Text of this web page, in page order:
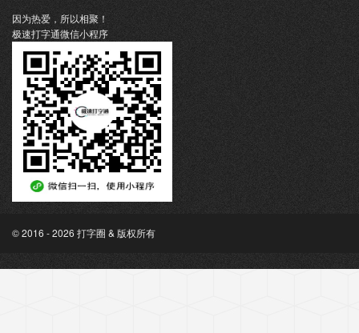
因为热爱，所以相聚！
极速打字通微信小程序
© 2016 - 2026 打字圈 & 版权所有